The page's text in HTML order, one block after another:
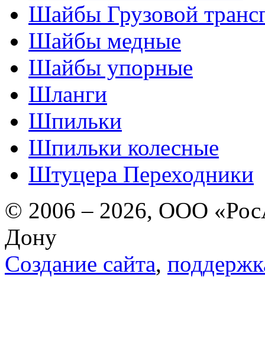
Шайбы Грузовой
Шайбы медные
Шайбы упорные
Шланги
Шпильки
Шпильки колесные
Штуцера Переходники
© 2006 – 2026, ООО
Дону
Создание сайта,